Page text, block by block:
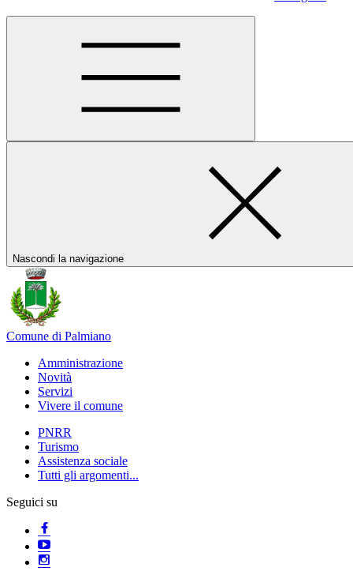
Nascondi la navigazione
Comune di Palmiano
Amministrazione
Novità
Servizi
Vivere il comune
PNRR
Turismo
Assistenza sociale
Tutti gli argomenti...
Seguici su